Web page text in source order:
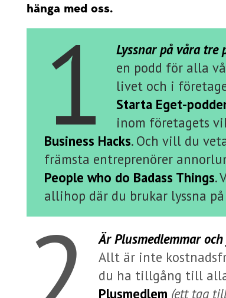
hänga med oss.
1 Lyssnar på våra tre
en podd för alla
livet och i
Starta Eget-
inom företagets
Business Hacks. Och vill du
främsta entreprenörer
People who do Badass Things.
allihop där du brukar lyssna
Är Plusmedlemmar
Allt är inte
du ha tillgång till
Plusmedlem (ett tag